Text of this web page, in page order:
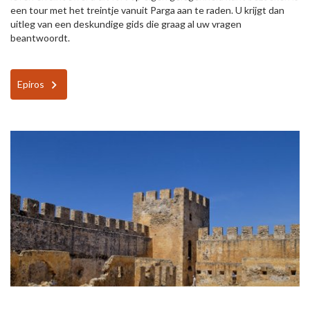
een tour met het treintje vanuit Parga aan te raden. U krijgt dan
uitleg van een deskundige gids die graag al uw vragen
beantwoordt.
Epiros